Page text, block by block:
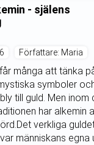
- själens
Författare: Maria
många att tänka
symboler
till guld. Men inom
har alkemin
verkliga
människans egna